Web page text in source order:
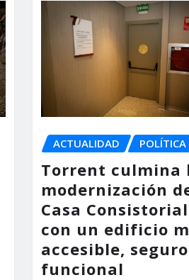
ACTUALIDAD POLÍTICA
Torrent culmina
modernización
Casa Consistorial
con un edificio
accesible,
funcional